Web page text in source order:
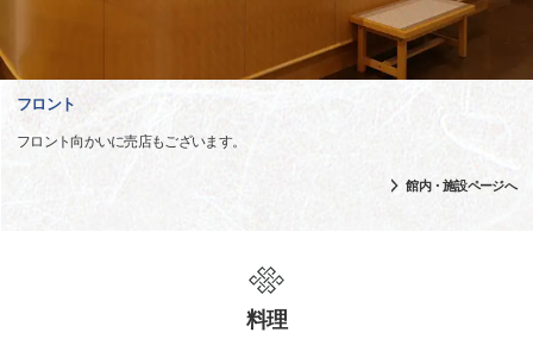
フロント
フロント向かいに売店もございます。
館内・施設ページへ
料理